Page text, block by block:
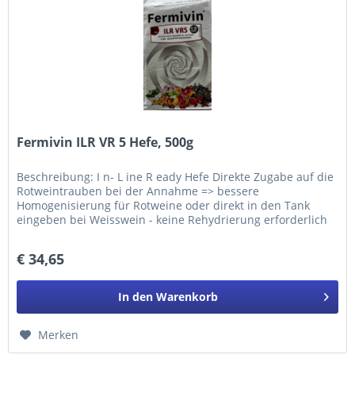
Fermivin ILR VR 5 Hefe, 500g
Beschreibung: I n- L ine R eady Hefe Direkte Zugabe auf die
Rotweintrauben bei der Annahme => bessere
Homogenisierung für Rotweine oder direkt in den Tank
eingeben bei Weisswein - keine Rehydrierung erforderlich
€ 34,65
In den Warenkorb
Merken